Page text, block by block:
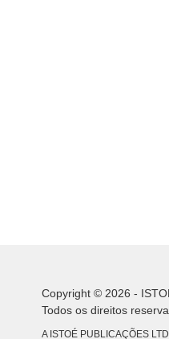
Copyright © 2026 -
Todos os direitos
A ISTOÉ PUBLICAÇÕES